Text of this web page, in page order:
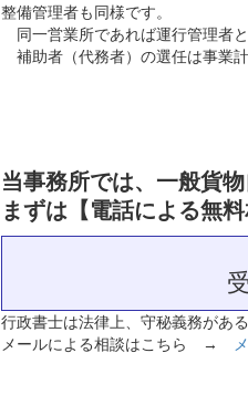
整備管理者も同様です。
同一営業所であれば運行管理者と
補助者（代務者）の選任は事業
当事務所では、一般貨
まずは【電話による無
行政書士は法律上、守秘義務があ
メールによる相談はこちら →